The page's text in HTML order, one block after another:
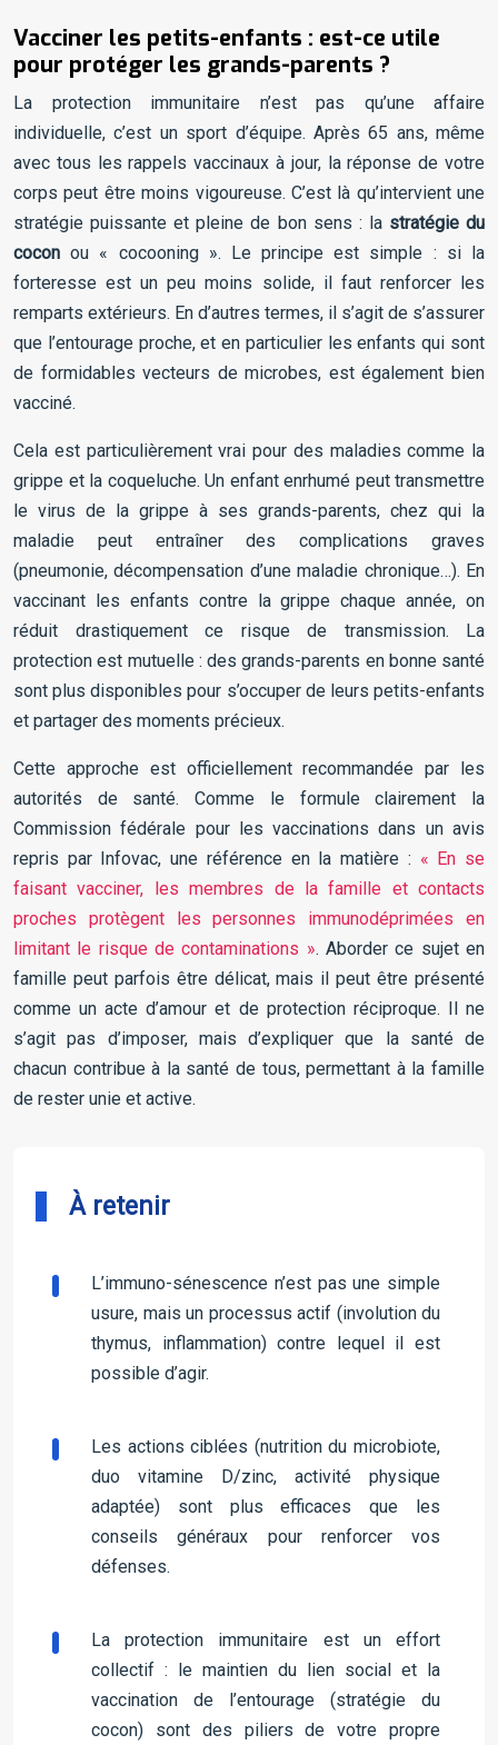
Vacciner les petits-enfants : est-ce utile
pour protéger les grands-parents ?
La protection immunitaire n’est pas qu’une affaire
individuelle, c’est un sport d’équipe. Après 65 ans, même
avec tous les rappels vaccinaux à jour, la réponse de votre
corps peut être moins vigoureuse. C’est là qu’intervient une
stratégie puissante et pleine de bon sens : la stratégie du
cocon ou « cocooning ». Le principe est simple : si la
forteresse est un peu moins solide, il faut renforcer les
remparts extérieurs. En d’autres termes, il s’agit de s’assurer
que l’entourage proche, et en particulier les enfants qui sont
de formidables vecteurs de microbes, est également bien
vacciné.
Cela est particulièrement vrai pour des maladies comme la
grippe et la coqueluche. Un enfant enrhumé peut transmettre
le virus de la grippe à ses grands-parents, chez qui la
maladie peut entraîner des complications graves
(pneumonie, décompensation d’une maladie chronique…). En
vaccinant les enfants contre la grippe chaque année, on
réduit drastiquement ce risque de transmission. La
protection est mutuelle : des grands-parents en bonne santé
sont plus disponibles pour s’occuper de leurs petits-enfants
et partager des moments précieux.
Cette approche est officiellement recommandée par les
autorités de santé. Comme le formule clairement la
Commission fédérale pour les vaccinations dans un avis
repris par Infovac, une référence en la matière : « En se
faisant vacciner, les membres de la famille et contacts
proches protègent les personnes immunodéprimées en
limitant le risque de contaminations ». Aborder ce sujet en
famille peut parfois être délicat, mais il peut être présenté
comme un acte d’amour et de protection réciproque. Il ne
s’agit pas d’imposer, mais d’expliquer que la santé de
chacun contribue à la santé de tous, permettant à la famille
de rester unie et active.
À retenir
L’immuno-sénescence n’est pas une simple
usure, mais un processus actif (involution du
thymus, inflammation) contre lequel il est
possible d’agir.
Les actions ciblées (nutrition du microbiote,
duo vitamine D/zinc, activité physique
adaptée) sont plus efficaces que les
conseils généraux pour renforcer vos
défenses.
La protection immunitaire est un effort
collectif : le maintien du lien social et la
vaccination de l’entourage (stratégie du
cocon) sont des piliers de votre propre